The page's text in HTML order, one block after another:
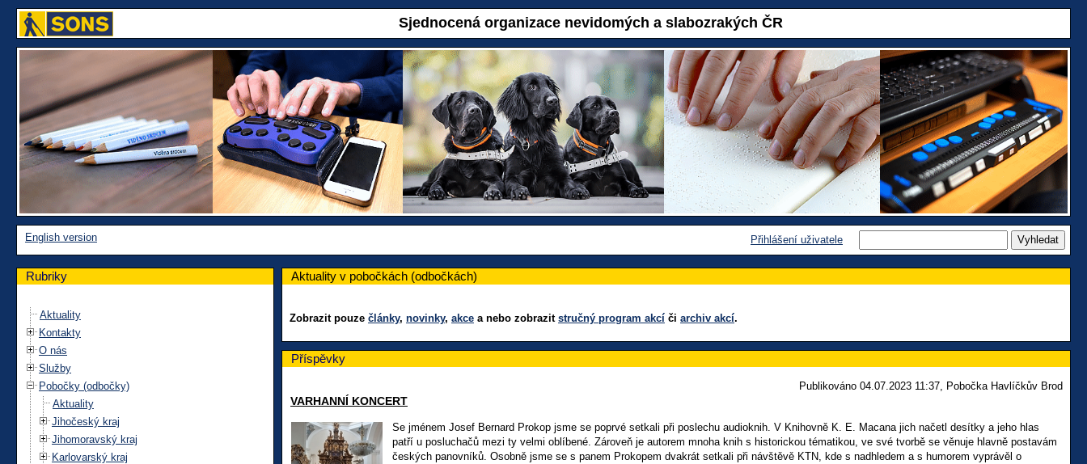
Sjednocená organizace nevidomých a slabozrakých ČR
English version Přihlášení uživatele
Rubriky
Aktuality
Kontakty
O nás
Služby
Pobočky (odbočky)
Aktuality
Jihočeský kraj
Jihomoravský kraj
Karlovarský kraj
Aktuality v pobočkách (odbočkách)
Zobrazit pouze články, novinky, akce a nebo zobrazit stručný program akcí či archiv akcí.
Příspěvky
Publikováno 04.07.2023 11:37, Pobočka Havlíčkův Brod
VARHANNÍ KONCERT
Se jménem Josef Bernard Prokop jsme se poprvé setkali při poslechu audioknih. V Knihovně K. E. Macana jich načetl desítky a jeho hlas
patří u posluchačů mezi ty velmi oblíbené. Zároveň je autorem mnoha knih s historickou tématikou, ve své tvorbě se věnuje hlavně postavám
českých panovníků. Osobně jsme se s panem Prokopem dvakrát setkali při návštěvě KTN, kde s nadhledem a s humorem vyprávěl o